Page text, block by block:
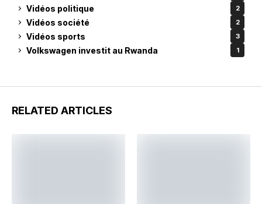
Vidéos politique 2
Vidéos société 2
Vidéos sports 3
Volkswagen investit au Rwanda 1
RELATED ARTICLES